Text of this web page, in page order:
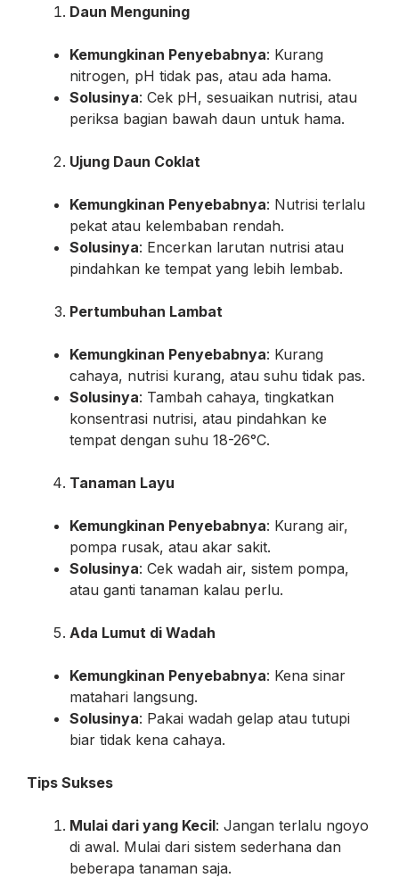
Daun Menguning
Kemungkinan Penyebabnya: Kurang
nitrogen, pH tidak pas, atau ada hama.
Solusinya: Cek pH, sesuaikan nutrisi, atau
periksa bagian bawah daun untuk hama.
Ujung Daun Coklat
Kemungkinan Penyebabnya: Nutrisi terlalu
pekat atau kelembaban rendah.
Solusinya: Encerkan larutan nutrisi atau
pindahkan ke tempat yang lebih lembab.
Pertumbuhan Lambat
Kemungkinan Penyebabnya: Kurang
cahaya, nutrisi kurang, atau suhu tidak pas.
Solusinya: Tambah cahaya, tingkatkan
konsentrasi nutrisi, atau pindahkan ke
tempat dengan suhu 18-26°C.
Tanaman Layu
Kemungkinan Penyebabnya: Kurang air,
pompa rusak, atau akar sakit.
Solusinya: Cek wadah air, sistem pompa,
atau ganti tanaman kalau perlu.
Ada Lumut di Wadah
Kemungkinan Penyebabnya: Kena sinar
matahari langsung.
Solusinya: Pakai wadah gelap atau tutupi
biar tidak kena cahaya.
Tips Sukses
Mulai dari yang Kecil: Jangan terlalu ngoyo
di awal. Mulai dari sistem sederhana dan
beberapa tanaman saja.